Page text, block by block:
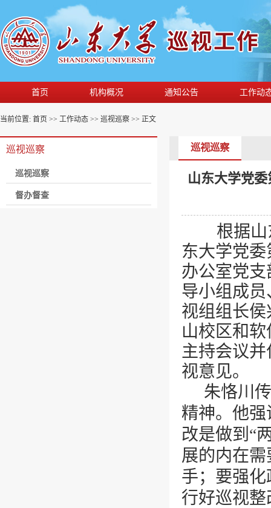
首页 机构概况 通知公告 工作动
当前位置: 首页 >> 工作动态 >> 巡视巡察 >> 正文
巡视巡察
巡视巡察
督办督查
巡视巡察
山东大学党
根据
东大学党
办公室党
导小组成
视组组长
山校区和
主持会议
视意见。
朱恪川
精神。他
改是做到“
展的内在
手；要强
行好巡视整